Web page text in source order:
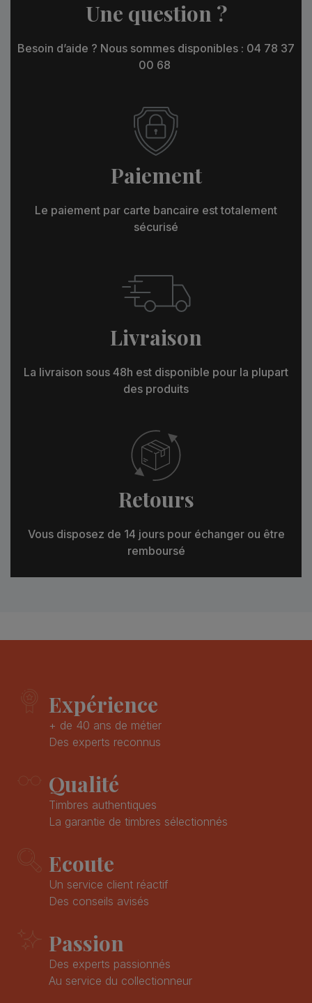
Une question ?
Besoin d’aide ? Nous sommes disponibles : 04 78 37
00 68
Paiement
Le paiement par carte bancaire est totalement
sécurisé
Livraison
La livraison sous 48h est disponible pour la plupart
des produits
Retours
Vous disposez de 14 jours pour échanger ou être
remboursé
Expérience
+ de 40 ans de métier
Des experts reconnus
Qualité
Timbres authentiques
La garantie de timbres sélectionnés
Ecoute
Un service client réactif
Des conseils avisés
Passion
Des experts passionnés
Au service du collectionneur